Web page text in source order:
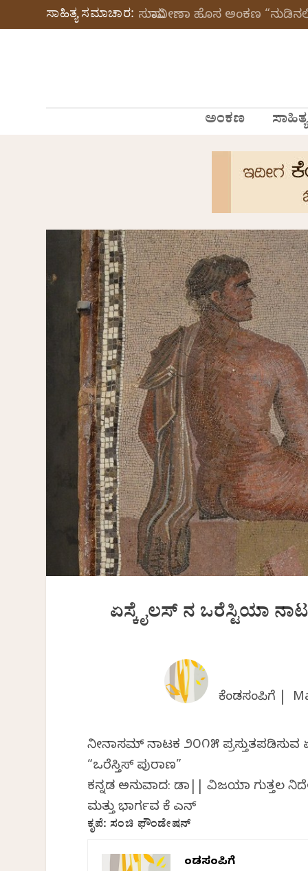
ಸಾಹಿತ್ಯ ಸಮಾಚಾರ: ಸುಮಾವೀಣಾ ಹೊಸ ಅಂಕಣ
ಅಂಕಣ ಸಾಹಿತ್ಯ
ಏಸ್ಕೈಲಸ್‌ ನ ಒರೆಸ್ಟಿಯಾ
ಕೆಂಡಸಂಪಿಗೆ |
ನೀನಾಸಮ್ ನಾಟಕ ೨೦೧೫‌
“ಒರೆಸ್ತಿಸ್ ಪುರಾಣ”
ಕನ್ನಡ ಅನುವಾದ: ಡಾ|| ವಿಜಯಾ ಗುತ್ತಲ
ಮತ್ತು ಭಾರ್ಗವ ಕೆ ಎನ್
ಕೃಪೆ: ಸಂಚಿ ಫೌಂಡೇಷನ್
ಕೆಂಡಸಂಪಿಗೆ